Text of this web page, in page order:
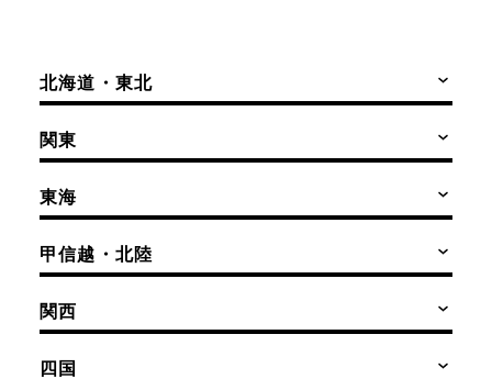
北海道・東北
関東
東海
甲信越・北陸
関西
四国